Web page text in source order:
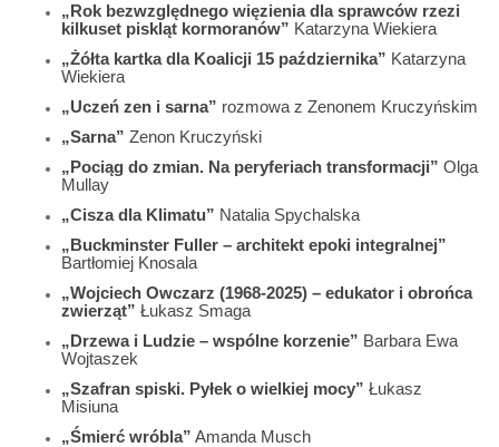
„Rok bezwzględnego więzienia dla sprawców rzezi
kilkuset piskląt kormoranów” Katarzyna Wiekiera
„Żółta kartka dla Koalicji 15 października” Katarzyna
Wiekiera
„Uczeń zen i sarna” rozmowa z Zenonem Kruczyńskim
„Sarna” Zenon Kruczyński
„Pociąg do zmian. Na peryferiach transformacji” Olga
Mullay
„Cisza dla Klimatu” Natalia Spychalska
„Buckminster Fuller – architekt epoki integralnej”
Bartłomiej Knosala
„Wojciech Owczarz (1968-2025) – edukator i obrońca
zwierząt” Łukasz Smaga
„Drzewa i Ludzie – wspólne korzenie” Barbara Ewa
Wojtaszek
„Szafran spiski. Pyłek o wielkiej mocy” Łukasz
Misiuna
„Śmierć wróbla” Amanda Musch